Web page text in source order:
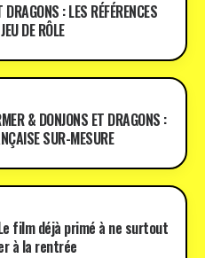
DRAGONS : LES RÉFÉRENCES
DE RÔLE
& DONJONS ET DRAGONS :
SUR-MESURE
Le film déjà primé à ne surtout
à la rentrée